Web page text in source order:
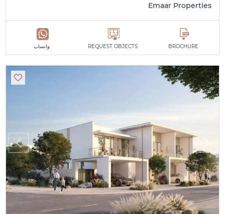
Emaar Properties
BROCHURE
REQUEST OBJECTS واتساپ